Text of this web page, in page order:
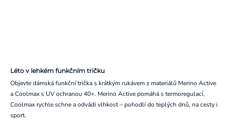
Léto v lehkém funkčním tričku
Objevte dámská funkční trička s krátkým rukávem z materiálů Merino Active
a Coolmax s UV ochranou 40+. Merino Active pomáhá s termoregulací,
Coolmax rychle schne a odvádí vlhkost – pohodlí do teplých dnů, na cesty i
sport.